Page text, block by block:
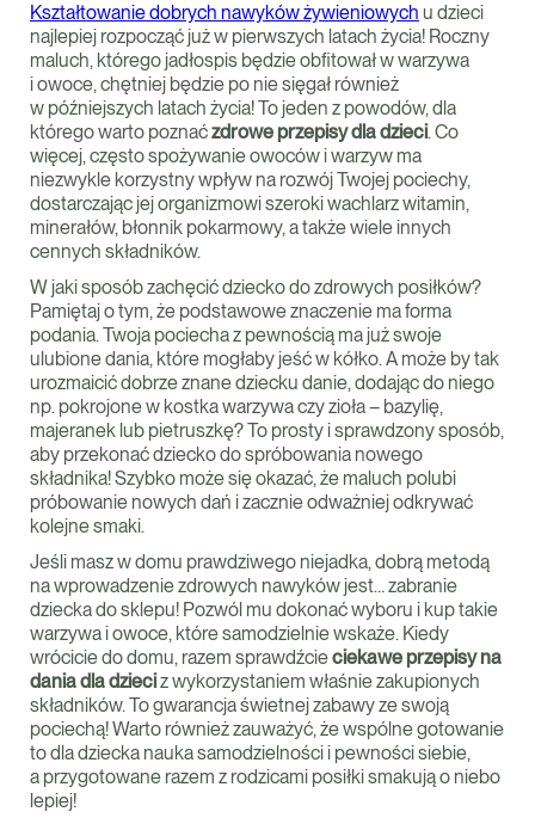
Kształtowanie dobrych nawyków żywieniowych u dzieci
najlepiej rozpocząć już w pierwszych latach życia! Roczny
maluch, którego jadłospis będzie obfitował w warzywa
i owoce, chętniej będzie po nie sięgał również
w późniejszych latach życia! To jeden z powodów, dla
którego warto poznaćzdrowe przepisy dla dzieci. Co
więcej, często spożywanie owoców i warzyw ma
niezwykle korzystny wpływ na rozwój Twojej pociechy,
dostarczając jej organizmowi szeroki wachlarz witamin,
minerałów, błonnik pokarmowy, a także wiele innych
cennych składników.
W jaki sposób zachęcić dziecko do zdrowych posiłków?
Pamiętaj o tym, że podstawowe znaczenie ma forma
podania. Twoja pociecha z pewnością ma już swoje
ulubione dania, które mogłaby jeść w kółko. A może by tak
urozmaicić dobrze znane dziecku danie, dodając do niego
np. pokrojone w kostka warzywa czy zioła – bazylię,
majeranek lub pietruszkę? To prosty i sprawdzony sposób,
aby przekonać dziecko do spróbowania nowego
składnika! Szybko może się okazać, że maluch polubi
próbowanie nowych dań i zacznie odważniej odkrywać
kolejne smaki.
Jeśli masz w domu prawdziwego niejadka, dobrą metodą
na wprowadzenie zdrowych nawyków jest… zabranie
dziecka do sklepu! Pozwól mu dokonać wyboru i kup takie
warzywa i owoce, które samodzielnie wskaże. Kiedy
wrócicie do domu, razem sprawdźcieciekawe przepisy na
dania dla dzieciz wykorzystaniem właśnie zakupionych
składników. To gwarancja świetnej zabawy ze swoją
pociechą! Warto również zauważyć, że wspólne gotowanie
to dla dziecka nauka samodzielności i pewności siebie,
a przygotowane razem z rodzicami posiłki smakują o niebo
lepiej!